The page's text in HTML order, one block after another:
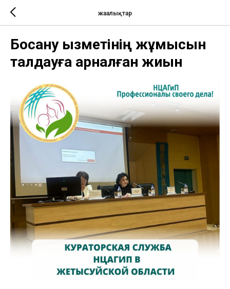
жаңалықтар
Босану қызметінің жұмысын
талдауға арналған жиын